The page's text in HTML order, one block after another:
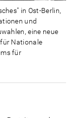
in Ost-Berlin,
und
eine neue
Nationale
für